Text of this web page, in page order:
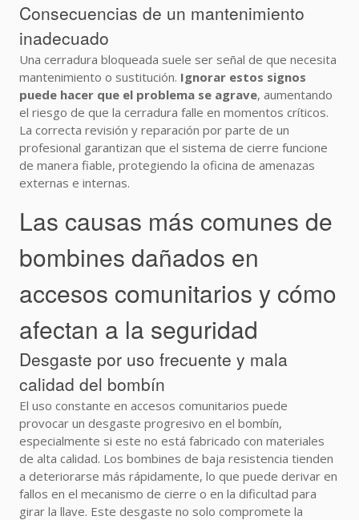
Consecuencias de un mantenimiento
inadecuado
Una cerradura bloqueada suele ser señal de que necesita
mantenimiento o sustitución. Ignorar estos signos
puede hacer que el problema se agrave, aumentando
el riesgo de que la cerradura falle en momentos críticos.
La correcta revisión y reparación por parte de un
profesional garantizan que el sistema de cierre funcione
de manera fiable, protegiendo la oficina de amenazas
externas e internas.
Las causas más comunes de
bombines dañados en
accesos comunitarios y cómo
afectan a la seguridad
Desgaste por uso frecuente y mala
calidad del bombín
El uso constante en accesos comunitarios puede
provocar un desgaste progresivo en el bombín,
especialmente si este no está fabricado con materiales
de alta calidad. Los bombines de baja resistencia tienden
a deteriorarse más rápidamente, lo que puede derivar en
fallos en el mecanismo de cierre o en la dificultad para
girar la llave. Este desgaste no solo compromete la